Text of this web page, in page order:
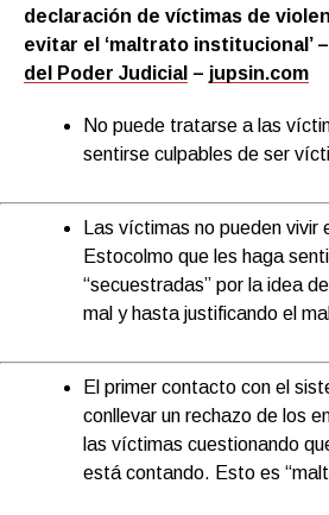
declaración de víctimas de
evitar el ‘maltrato institucional’ –
del Poder Judicial – jupsin.com
No puede tratarse a las
sentirse culpables de ser
Las víctimas no pueden vivir
Estocolmo que les haga
“secuestradas” por la idea
mal y hasta justificando el
El primer contacto con el
conllevar un rechazo de los
las víctimas cuestionando
está contando. Esto es